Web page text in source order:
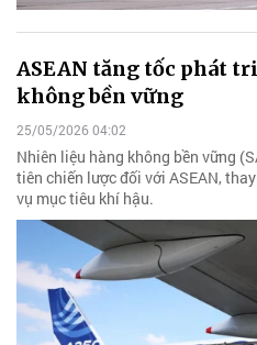
ASEAN tăng tốc phát
không bền vững
25/05/2026 04:02
Nhiên liệu hàng không bền vững
tiên chiến lược đối với ASEAN,
vụ mục tiêu khí hậu.